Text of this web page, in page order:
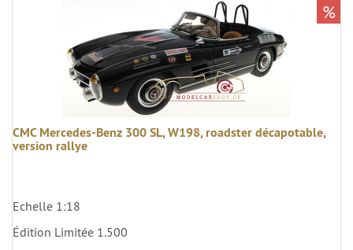
CMC Mercedes-Benz 300 SL, W198, roadster décapotable,
version rallye
Echelle 1:18
Édition Limitée 1.500
%